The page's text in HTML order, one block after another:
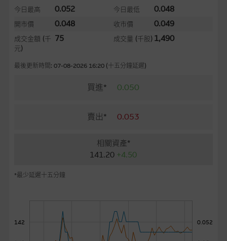
牛熊證
今日最高 0.052 今日最低 0.048
開市價 0.048 收市價 0.049
成交金額 (千
元)
75 成交量 (千股) 1,490
最後更新時間: 07-08-2026 16:20 (十五分鐘延遲)
買進* 0.050
賣出* 0.053
相關資產*
141.20 +4.50
*最少延遲十五分鐘
0.052
142